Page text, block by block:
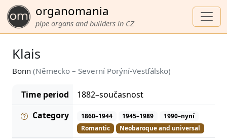
organomania
pipe organs and builders in CZ
Klais
Bonn (Německo – Severní Porýní-Vestfálsko)
Time period
1882–současnost
Category
1860–1944 1945–1989
1990–nyní
Romantic
Neobaroque and universal